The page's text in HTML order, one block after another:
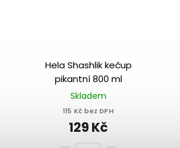
Hela Shashlik kečup
pikantní 800 ml
Skladem
115 Kč bez DPH
129 Kč